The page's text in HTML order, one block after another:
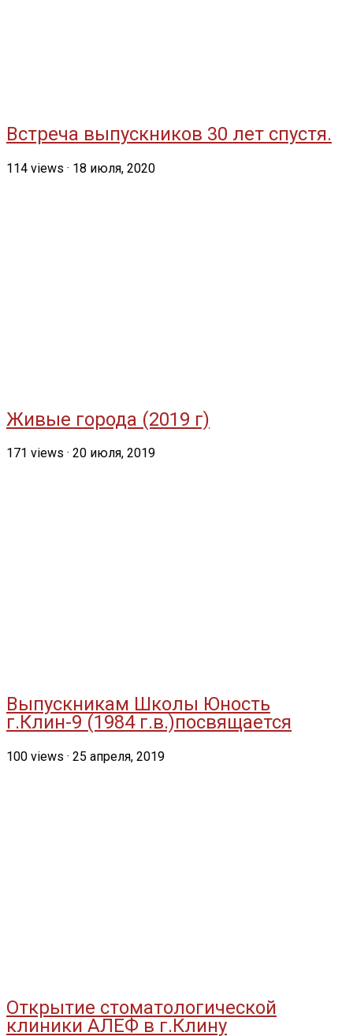
Встреча выпускников 30 лет спустя.
114 views · 18 июля, 2020
Живые города (2019 г)
171 views · 20 июля, 2019
Выпускникам Школы Юность
г.Клин-9 (1984 г.в.)посвящается
100 views · 25 апреля, 2019
Открытие стоматологической
клиники АЛЕФ в г.Клину